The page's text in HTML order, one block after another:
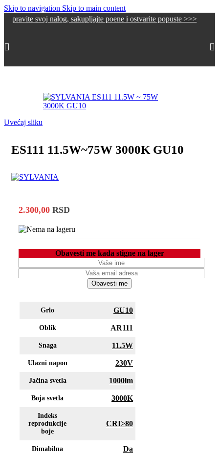
Skip to navigation Skip to main content
svoj nalog, sakupljajte poene i ostvarite popuste >>>
Uvećaj sliku
ES111 11.5W~75W 3000K GU10
2.300,00 RSD
Obavesti me kada stigne na lager
Obavesti me
Grlo GU10
Oblik AR111
Snaga 11.5W
Ulazni napon 230V
Jačina svetla 1000lm
Boja svetla 3000K
Indeks
reprodukcije
boje
CRI>80
Dimabilna Da